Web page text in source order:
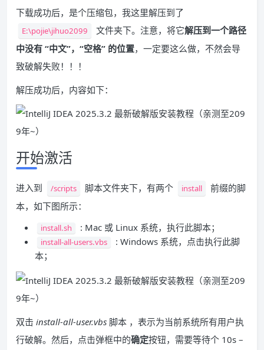
下载成功后，是个压缩包，我这里解压到了
E:\pojie\jihuo2099 文件夹下。注意，将它解压到一个路径
中没有 “中文”，“空格” 的位置，一定要这么做，不然会导
致破解失败！！！
解压成功后，内容如下：
开始激活
进入到 /scripts 脚本文件夹下，有两个 install
前缀的脚
本，如下图所示：
install.sh : Mac 或 Linux 系统，执行此脚本；
install-all-users.vbs
: Windows 系统，点击执行此脚
本；
双击 install-all-user.vbs 脚本 ，表示为当前系统所有用户执
行破解。然后，点击弹框中的确定按钮，需要等待个 10s –